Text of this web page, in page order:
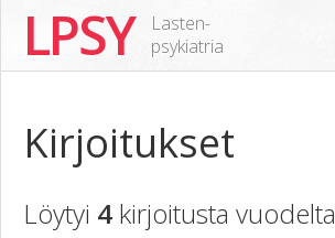
LPSY
Lasten-
psykiatria
Kirjoitukset
Löytyi 4 kirjoitusta vuodelta